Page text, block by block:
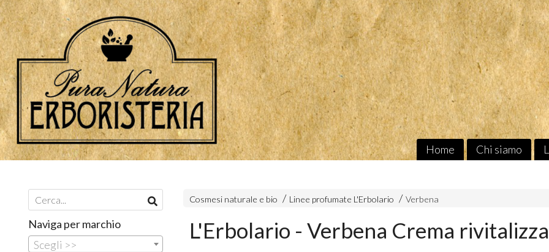
Home Chi siamo
Cosmesi naturale e bio Linee profumate L'Erbolario Verbena
L'Erbolario - Verbena Crema
Naviga per marchio
Scegli >>